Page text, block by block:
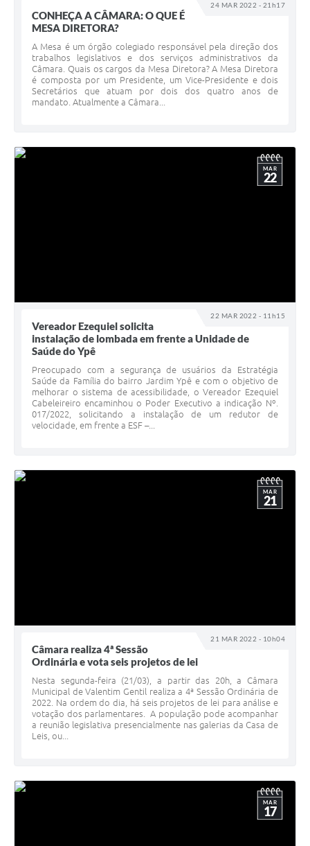
24 MAR 2022 - 21h17
CONHEÇA A CÂMARA: O QUE É
MESA DIRETORA?
A Mesa é um órgão colegiado responsável pela direção dos
trabalhos legislativos e dos serviços administrativos da
Câmara. Quais os cargos da Mesa Diretora? A Mesa Diretora
é composta por um Presidente, um Vice-Presidente e dois
Secretários que atuam por dois dos quatro anos de
mandato. Atualmente a Câmara...
22 MAR 2022 - 11h15
MAR
22
Vereador Ezequiel solicita
instalação de lombada em frente a Unidade de
Saúde do Ypê
Preocupado com a segurança de usuários da Estratégia
Saúde da Família do bairro Jardim Ypê e com o objetivo de
melhorar o sistema de acessibilidade, o Vereador Ezequiel
Cabeleireiro encaminhou o Poder Executivo a indicação Nº.
017/2022, solicitando a instalação de um redutor de
velocidade, em frente a ESF –...
21 MAR 2022 - 10h04
MAR
21
Câmara realiza 4ª Sessão
Ordinária e vota seis projetos de lei
Nesta segunda-feira (21/03), a partir das 20h, a Câmara
Municipal de Valentim Gentil realiza a 4ª Sessão Ordinária de
2022. Na ordem do dia, há seis projetos de lei para análise e
votação dos parlamentares. A população pode acompanhar
a reunião legislativa presencialmente nas galerias da Casa de
Leis, ou...
MAR
17